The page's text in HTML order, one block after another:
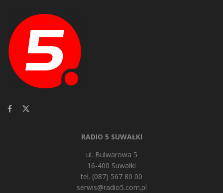
RADIO 5 SUWAŁKI
ul. Bulwarowa 5
16-400 Suwałki
tel. (087) 567 80 00
serwis@radio5.com.pl